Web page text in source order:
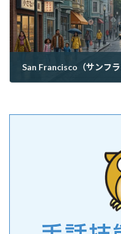
San Francisco（サンフラ